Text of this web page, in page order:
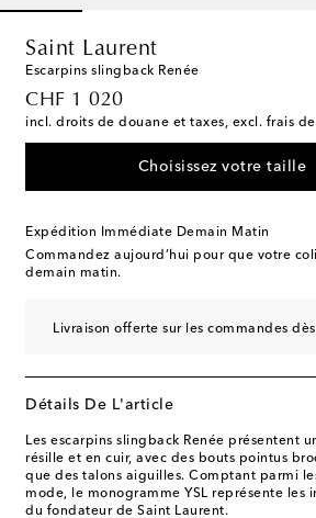
Saint Laurent
Escarpins slingback Renée
CHF 1 020
original price
incl. droits de douane et taxes, excl. frais
Choisissez votre taille
Expédition Immédiate Demain Matin
Commandez aujourd’hui pour que votre
demain matin.
Livraison offerte sur les commandes
Détails De L'article
Les escarpins slingback Renée présentent
résille et en cuir, avec des bouts pointus
que des talons aiguilles. Comptant parmi
mode, le monogramme YSL représente les
du fondateur de Saint Laurent.